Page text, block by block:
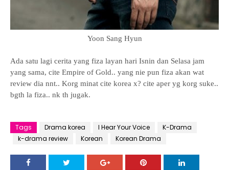
Yoon Sang Hyun
Ada satu lagi cerita yang fiza layan hari Isnin dan Selasa jam
yang sama, cite Empire of Gold.. yang nie pun fiza akan wat
review dia nnt.. Korg minat cite korea x? cite aper yg korg suke..
bgth la fiza.. nk th jugak.
Tags Drama korea I Hear Your Voice
K-Drama
k-drama review
Korean Korean Drama